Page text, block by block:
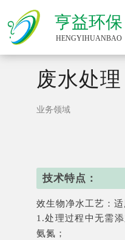
亨益环保
HENGYIHUANBAO
废水处理
业务领域
技术特点：
效生物净水工艺：
1.处理过程中无需
氨氮；